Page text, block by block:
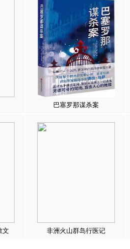
巴塞罗那谋杀案
文 非洲火山群岛行医记